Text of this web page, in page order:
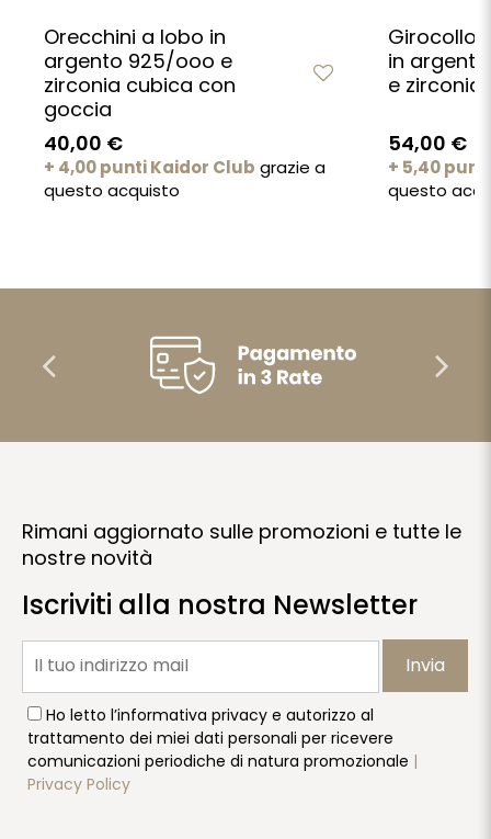
Orecchini a lobo in
argento 925/ooo e
zirconia cubica con
goccia
40,00 €
+ 4,00 punti Kaidor Club grazie a
questo acquisto
Girocollo
in
e zirconia
54,00 €
+ 5,40
questo
Rimani aggiornato sulle promozioni e tutte le
nostre novità
Iscriviti alla nostra Newsletter
Invia
Ho letto l’informativa privacy e autorizzo al
trattamento dei miei dati personali per ricevere
comunicazioni periodiche di natura promozionale |
Privacy Policy